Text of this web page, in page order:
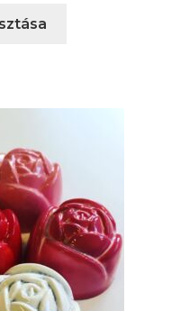
a
termékoldalon
választhatók
ki